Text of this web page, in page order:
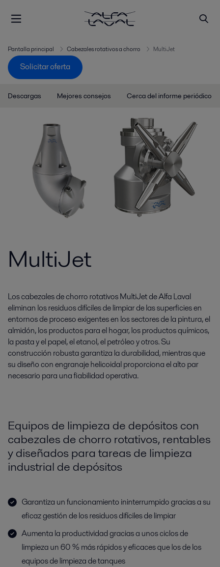
Pantalla principal Cabezales rotativos a chorro MultiJet
Solicitar oferta
Descargas Mejores consejos Cerca del informe periódico
MultiJet
Los cabezales de chorro rotativos MultiJet de Alfa Laval
eliminan los residuos difíciles de limpiar de las superficies en
entornos de proceso exigentes en los sectores de la pintura, el
almidón, los productos para el hogar, los productos químicos,
la pasta y el papel, el etanol, el petróleo y otros. Su
construcción robusta garantiza la durabilidad, mientras que
su diseño con engranaje helicoidal proporciona el alto par
necesario para una fiabilidad operativa.
Equipos de limpieza de depósitos con
cabezales de chorro rotativos, rentables
y diseñados para tareas de limpieza
industrial de depósitos
Garantiza un funcionamiento ininterrumpido gracias a su
eficaz gestión de los residuos difíciles de limpiar
Aumenta la productividad gracias a unos ciclos de
limpieza un 60 % más rápidos y eficaces que los de los
equipos de limpieza de tanques